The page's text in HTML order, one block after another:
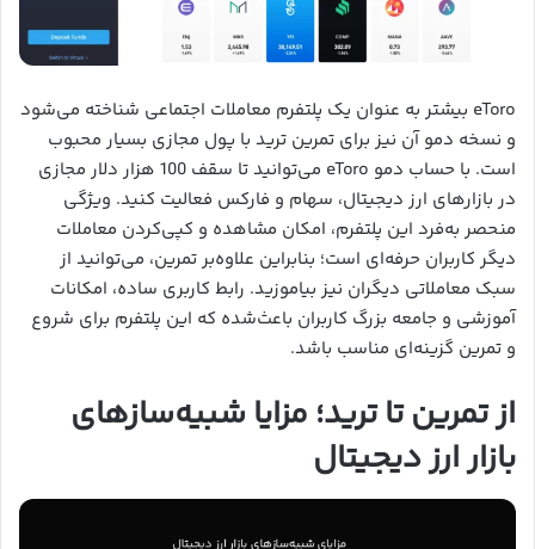
eToro بیشتر به عنوان یک پلتفرم معاملات اجتماعی شناخته می‌شود
و نسخه دمو آن نیز برای تمرین ترید با پول مجازی بسیار محبوب
است. با حساب دمو eToro می‌توانید تا سقف 100 هزار دلار مجازی
در بازارهای ارز دیجیتال، سهام و فارکس فعالیت کنید. ویژگی
منحصر به‌فرد این پلتفرم، امکان مشاهده و کپی‌کردن معاملات
دیگر کاربران حرفه‌ای است؛ بنابراین علاوه‌بر تمرین، می‌توانید از
سبک معاملاتی دیگران نیز بیاموزید. رابط کاربری ساده، امکانات
آموزشی و جامعه بزرگ کاربران باعث‌شده که این پلتفرم برای شروع
و تمرین گزینه‌ای مناسب باشد.
از تمرین تا ترید؛ مزایا شبیه‌سازهای
بازار ارز دیجیتال